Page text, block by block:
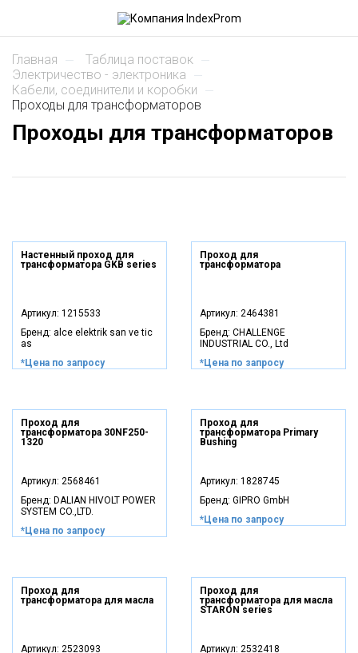
главная
таблица поставок
электричество - электроника
кабели, соединители и коробки
проходы для трансформаторов
Проходы для трансформаторов
Настенный проход для
трансформатора GKB series
Артикул: 1215533
Бренд: alce elektrik san ve tic
as
*Цена по запросу
Проход для
трансформатора
Артикул: 2464381
Бренд: CHALLENGE
INDUSTRIAL CO., Ltd
*Цена по запросу
Проход для
трансформатора 30NF250-
1320
Артикул: 2568461
Бренд: DALIAN HIVOLT POWER
SYSTEM CO.,LTD.
*Цена по запросу
Проход для
трансформатора Primary
Bushing
Артикул: 1828745
Бренд: GIPRO GmbH
*Цена по запросу
Проход для
трансформатора для масла
Артикул: 2523093
Проход для
трансформатора для масла
STARON series
Артикул: 2532418